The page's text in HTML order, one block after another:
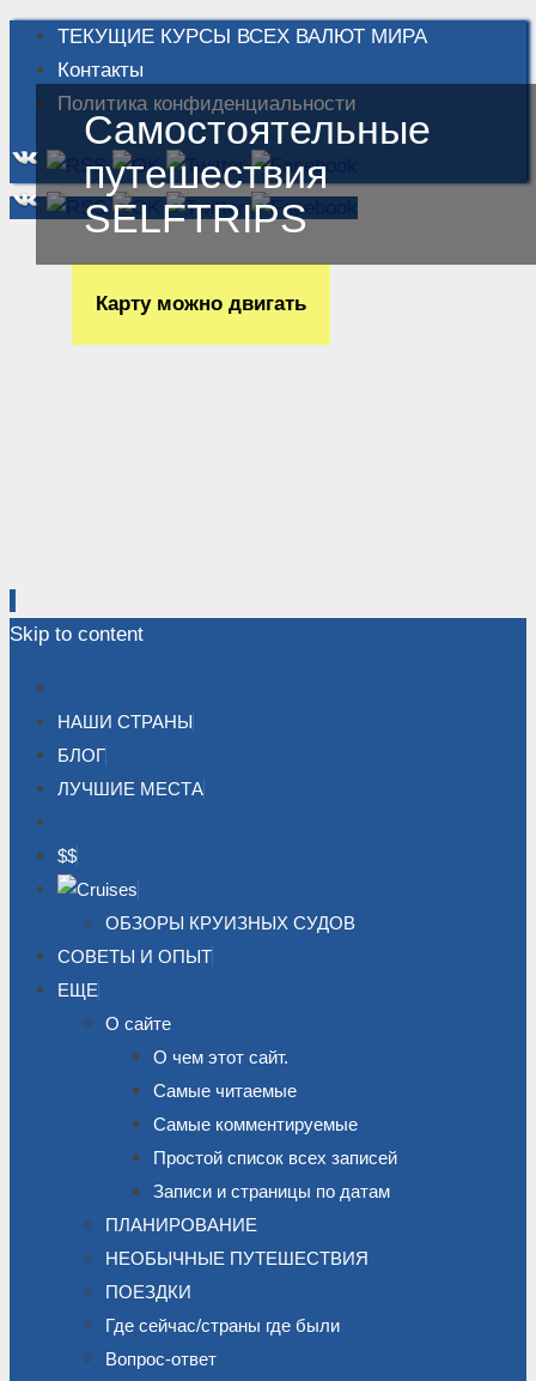
ТЕКУЩИЕ КУРСЫ ВСЕХ ВАЛЮТ МИРА
Контакты
Политика конфиденциальности
Карту можно двигать
Самостоятельные
путешествия
SELFTRIPS
Skip to content
НАШИ СТРАНЫ
БЛОГ
ЛУЧШИЕ МЕСТА
$$
ОБЗОРЫ КРУИЗНЫХ СУДОВ
СОВЕТЫ И ОПЫТ
ЕЩЕ
О сайте
О чем этот сайт.
Самые читаемые
Самые комментируемые
Простой список всех записей
Записи и страницы по датам
ПЛАНИРОВАНИЕ
НЕОБЫЧНЫЕ ПУТЕШЕСТВИЯ
ПОЕЗДКИ
Где сейчас/страны где были
Вопрос-ответ